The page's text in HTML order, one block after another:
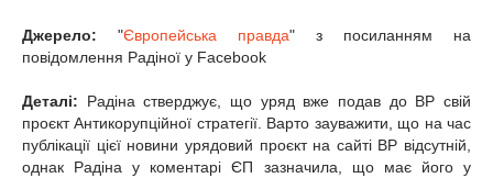
Джерело: "Європейська правда" з посиланням на
повідомлення Радіної у Facebook
Деталі:
Радіна стверджує, що уряд вже подав до ВР свій
проєкт Антикорупційної стратегії. Варто зауважити, що на час
публікації цієї новини урядовий проєкт на сайті ВР відсутній,
однак Радіна у коментарі ЄП зазначила, що має його у